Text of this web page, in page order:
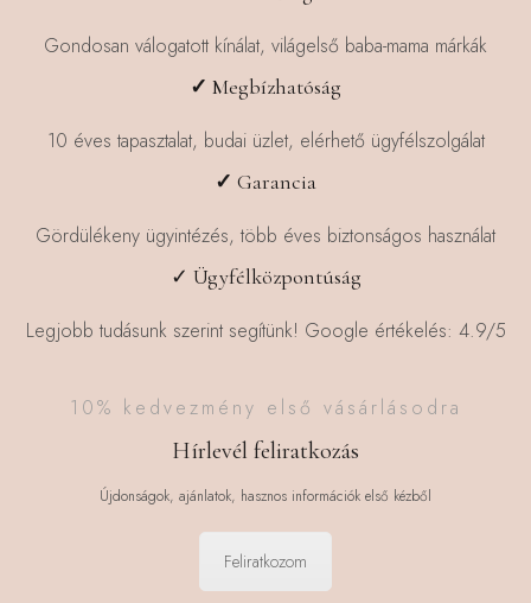
Gondosan válogatott kínálat, világelső baba-mama márkák
✓ Megbízhatóság
10 éves tapasztalat, budai üzlet, elérhető ügyfélszolgálat
✓ Garancia
Gördülékeny ügyintézés, több éves biztonságos használat
✓ Ügyfélközpontúság
Legjobb tudásunk szerint segítünk! Google értékelés: 4.9/5
10% kedvezmény első vásárlásodra
Hírlevél feliratkozás
Újdonságok, ajánlatok, hasznos információk első kézből
Feliratkozom